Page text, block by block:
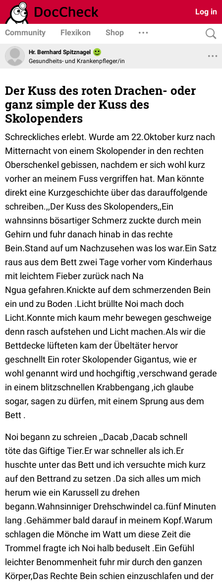
Log in
Community Flexikon Shop
Hr. Bernhard Spitznagel
Gesundheits- und Krankenpfleger/in
Der Kuss des roten Drachen- oder
ganz simple der Kuss des
Skolopenders
Schreckliches erlebt. Wurde am 22.Oktober kurz nach
Mitternacht von einem Skolopender in den rechten
Oberschenkel gebissen, nachdem er sich wohl kurz
vorher an meinem Fuss vergriffen hat. Man könnte
direkt eine Kurzgeschichte über das darauffolgende
schreiben.,,Der Kuss des Skolopenders,,Ein
wahnsinns bösartiger Schmerz zuckte durch mein
Gehirn und fuhr danach hinab in das rechte
Bein.Stand auf um Nachzusehen was los war.Ein Satz
raus aus dem Bett zwei Tage vorher vom Kinderhaus
mit leichtem Fieber zurück nach Na
Ngua gefahren.Knickte auf dem schmerzenden Bein
ein und zu Boden .Licht brüllte Noi mach doch
Licht.Konnte mich kaum mehr bewegen geschweige
denn rasch aufstehen und Licht machen.Als wir die
Bettdecke lüfteten kam der Übeltäter hervor
geschnellt Ein roter Skolopender Gigantus, wie er
wohl genannt wird und hochgiftig ,verschwand gerade
in einem blitzschnellen Krabbengang ,ich glaube
sogar, sagen zu dürfen, mit einem Sprung aus dem
Bett .
Noi begann zu schreien ,,Dacab ,Dacab schnell
töte das Giftige Tier.Er war schneller als ich.Er
huschte unter das Bett und ich versuchte mich kurz
auf den Bettrand zu setzen .Da sich alles um mich
herum wie ein Karussell zu drehen
begann.Wahnsinniger Drehschwindel ca.fünf Minuten
lang .Gehämmer bald darauf in meinem Kopf.Warum
schlagen die Mönche im Watt um diese Zeit die
Trommel fragte ich Noi halb beduselt .Ein Gefühl
leichter Benommenheit fuhr mir durch den ganzen
Körper,Das Rechte Bein schien einzuschlafen und der